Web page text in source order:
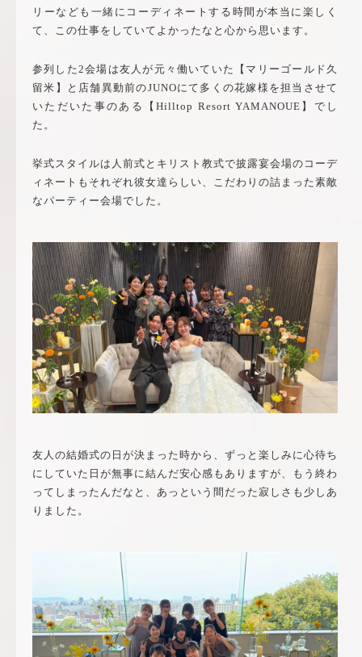
リーなども一緒にコーディネートする時間が本当に楽しく
て、この仕事をしていてよかったなと心から思います。
参列した2会場は友人が元々働いていた【マリーゴールド久
留米】と店舗異動前のJUNOにて多くの花嫁様を担当させて
いただいた事のある【Hilltop Resort YAMANOUE】でし
た。
挙式スタイルは人前式とキリスト教式で披露宴会場のコーデ
ィネートもそれぞれ彼女達らしい、こだわりの詰まった素敵
なパーティー会場でした。
友人の結婚式の日が決まった時から、ずっと楽しみに心待ち
にしていた日が無事に結んだ安心感もありますが、もう終わ
ってしまったんだなと、あっという間だった寂しさも少しあ
りました。